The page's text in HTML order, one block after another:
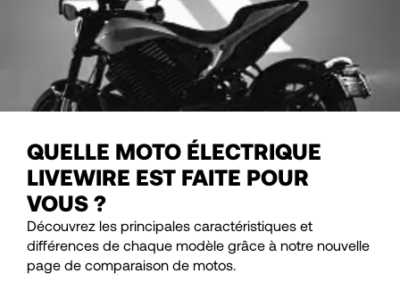
QUELLE MOTO ÉLECTRIQUE
LIVEWIRE EST FAITE POUR
VOUS ?
Découvrez les principales caractéristiques et
différences de chaque modèle grâce à notre nouvelle
page de comparaison de motos.